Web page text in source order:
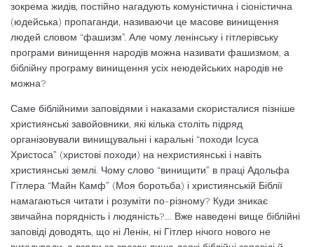
зокрема жидів, постійно нагадують комуністична і сіоністична
(юдейська) пропаганди, називаючи це масове винищення
людей словом “фашизм”. Але чому ленінську і гітлерівську
програми винищення народів можна називати фашизмом, а
біблійну програму винищення усіх неюдейських народів не
можна?
Саме біблійними заповідями і наказами скористалися пізніше
християнські завойовники, які кілька століть підряд
організовували винищувальні і каральні “походи Ісуса
Христоса” (христові походи) на нехристиянські і навіть
християнські землі. Чому слово “винищити” в праці Адольфа
Гітлера “Майн Камф” (Моя боротьба) і християнській Біблії
намагаються читати і розуміти по-різному? Куди зникає
звичайна порядність і людяність?… Вже наведені вище біблійні
заповіді доводять, що ні Ленін, ні Гітлер нічого нового не